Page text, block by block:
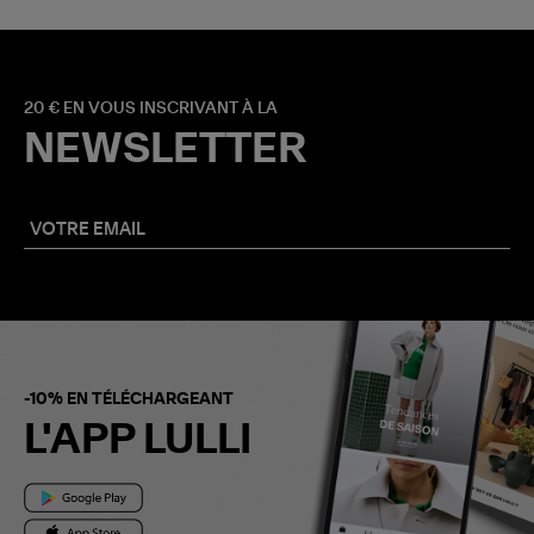
20 € EN VOUS INSCRIVANT À LA
NEWSLETTER
-10% EN TÉLÉCHARGEANT
L'APP LULLI